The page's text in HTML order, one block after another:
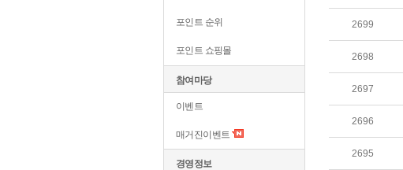
포인트 순위
포인트 쇼핑몰
참여마당
이벤트
매거진이벤트
경영정보
2699
2698
2697
2696
2695